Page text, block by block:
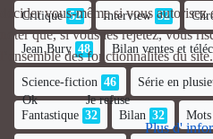
Critique 52 Interview 52
Jean Bury 48 Bilan ventes et
Science-fiction 46 Série en
Fantastique 32 Bilan 32
décider vous-même si vous
noter que, si vous les rejetez, vous
l’ensemble des fonctionnalités du site.
Ok Je refuse
Plus d'